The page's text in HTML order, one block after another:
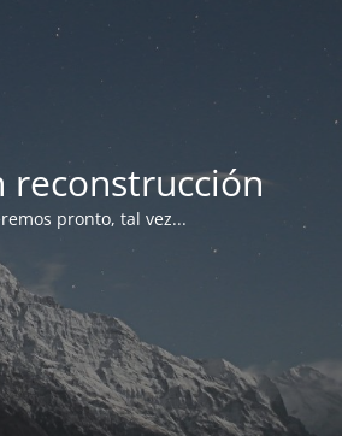
reconstrucción
pronto, tal vez...